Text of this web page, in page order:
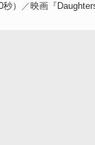
）
／映画『